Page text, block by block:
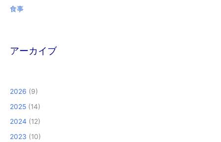
食事
アーカイブ
2026 (9)
2025 (14)
2024 (12)
2023 (10)